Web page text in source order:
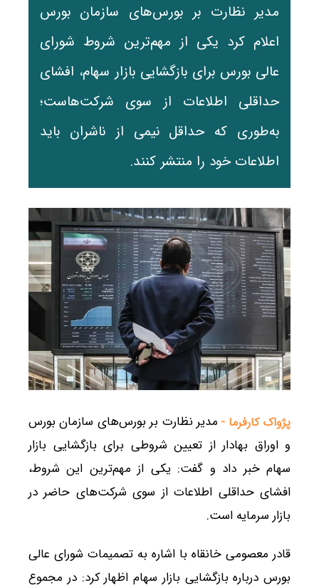
مدیر نظارت بر بورس‌های سازمان بورس
اعلام کرد یکی از مهم‌ترین شروط شورای
عالی بورس برای بازگشایی بازار سهام، افشای
حداقلی اطلاعات از سوی شرکت‌هاست؛
به‌طوری که حداقل نیمی از ناشران باید
اطلاعات خود را منتشر کنند.
پژواک کارفرما - مدیر نظارت بر بورس‌های سازمان بورس
و اوراق بهادار از تعیین شروطی برای بازگشایی بازار
سهام خبر داد و گفت: یکی از مهم‌ترین این شروط،
افشای حداقلی اطلاعات از سوی شرکت‌های حاضر در
بازار سرمایه است.
قادر معصومی خانقاه با اشاره به تصمیمات شورای عالی
بورس درباره بازگشایی بازار سهام اظهار کرد: در مجموع